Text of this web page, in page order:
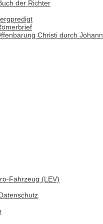
der Richter
Christi durch
Fahrzeug (LEV)